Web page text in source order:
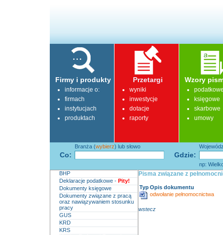
Firmy i produkty
informacje o:
firmach
instytucjach
produktach
Przetargi
wyniki
inwestycje
dotacje
raporty
Wzory
księgowe
skarbowe
umowy
Co: Gdzie:
Branża (wybierz) lub słowo
np:
BHP
Deklaracje podatkowe - Pity!
Dokumenty księgowe
Dokumenty związane z pracą
oraz nawiązywaniem stosunku
pracy
GUS
KRD
KRS
Pisma związane z
TypOpis dokumentu
odwołanie pełnomocnictwa
wstecz